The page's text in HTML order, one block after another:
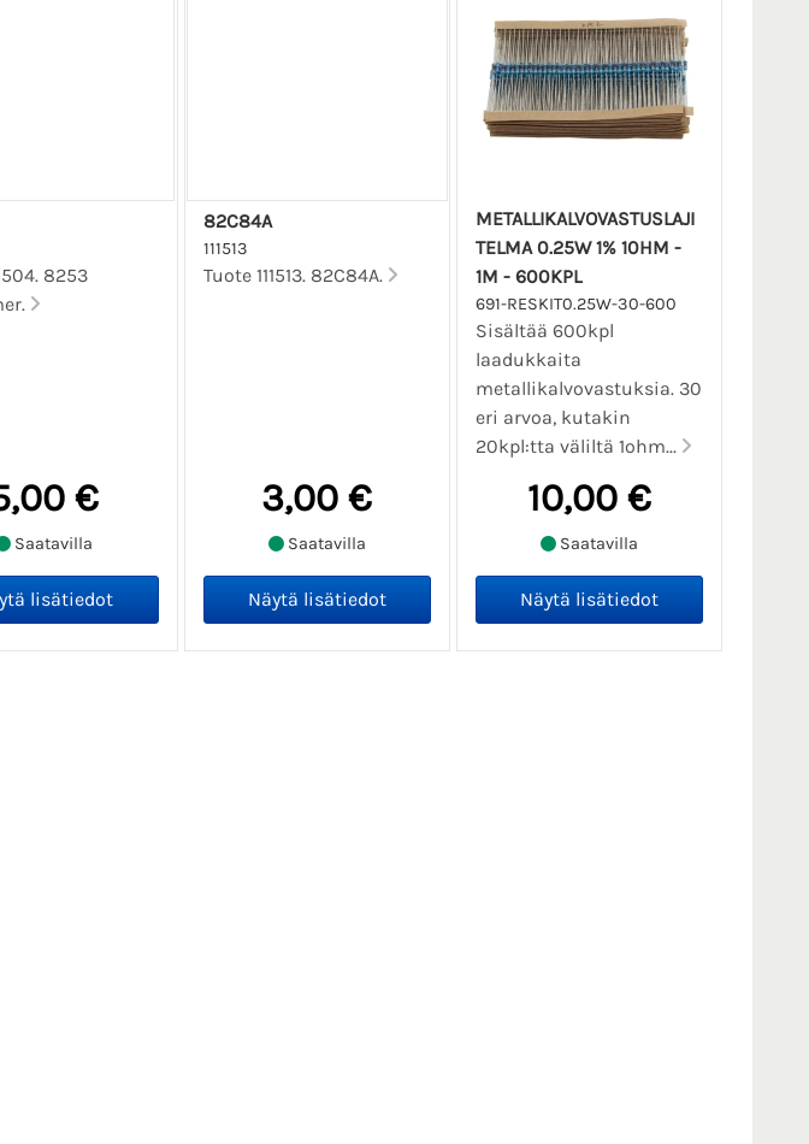
8253
€
Saatavilla
82C84A
111513
Tuote 111513. 82C84A.
3,00 €
Saatavilla
METALLIKALVOVASTUSLAJI
TELMA 0.25W 1% 10HM -
1M - 600KPL
691-RESKIT0.25W-30-600
Sisältää 600kpl
laadukkaita
metallikalvovastuksia. 30
eri arvoa, kutakin
20kpl:tta väliltä 1ohm...
10,00 €
Saatavilla